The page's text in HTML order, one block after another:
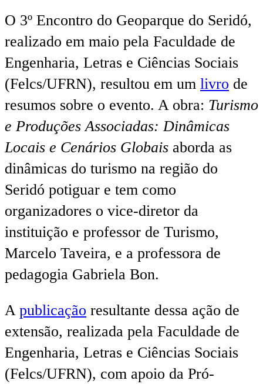
O 3º Encontro do Geoparque do Seridó,
realizado em maio pela Faculdade de
Engenharia, Letras e Ciências Sociais
(Felcs/UFRN), resultou em um livro de
resumos sobre o evento. A obra: Turismo
e Produções Associadas: Dinâmicas
Locais e Cenários Globais aborda as
dinâmicas do turismo na região do
Seridó potiguar e tem como
organizadores o vice-diretor da
instituição e professor de Turismo,
Marcelo Taveira, e a professora de
pedagogia Gabriela Bon.
A publicação resultante dessa ação de
extensão, realizada pela Faculdade de
Engenharia, Letras e Ciências Sociais
(Felcs/UFRN), com apoio da Pró-